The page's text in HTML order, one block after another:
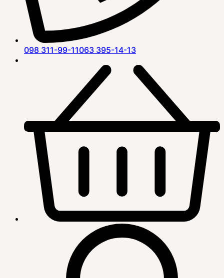
098 311-99-11063 395-14-13